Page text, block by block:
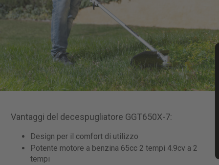
Vantaggi del decespugliatore GGT650X-7:
Design per il comfort di utilizzo
Potente motore a benzina 65cc 2 tempi 4.9cv a 2
tempi